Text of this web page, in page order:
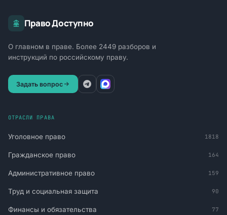
Право Доступно
О главном в праве. Более 2449 разборов и
инструкций по российскому праву.
Задать вопрос
ОТРАСЛИ ПРАВА
Уголовное право 1818
Гражданское право 164
Административное право 159
Труд и социальная защита 90
Финансы и обязательства 77